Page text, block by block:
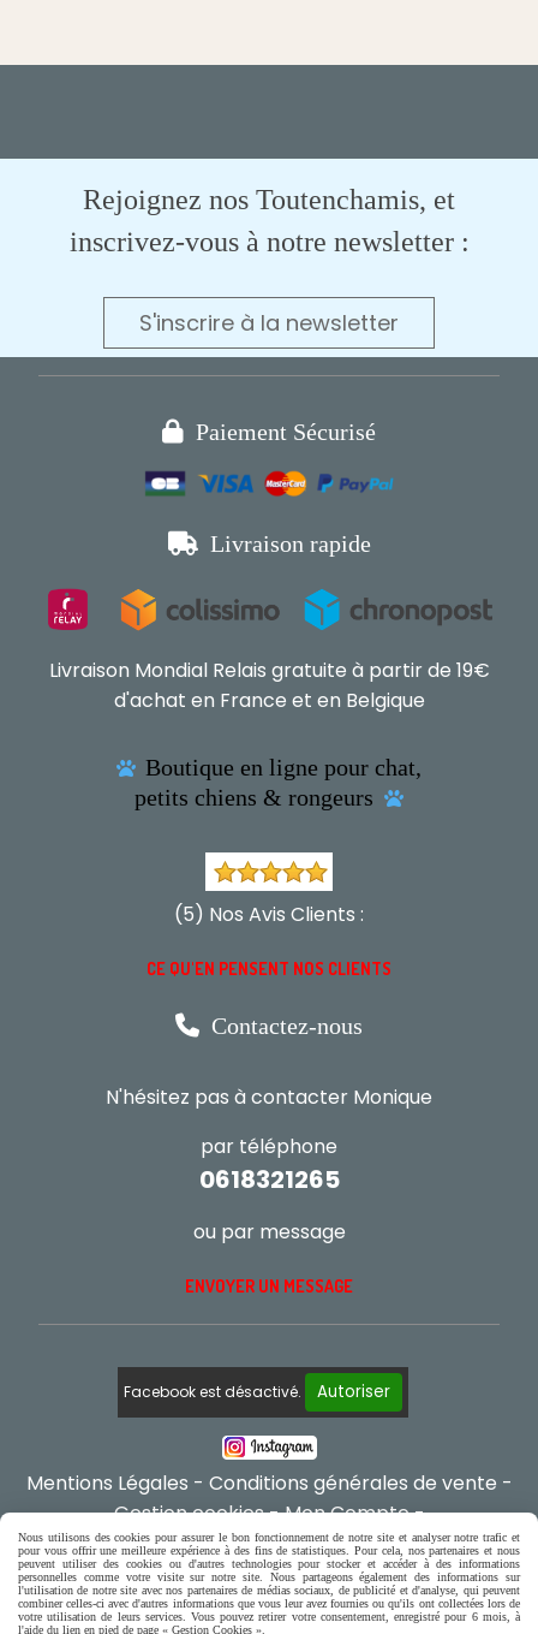
Rejoignez nos Toutenchamis, et
inscrivez-vous à notre newsletter :
S'inscrire à la newsletter
 Paiement Sécurisé
 Livraison rapide
Livraison Mondial Relais gratuite à partir de 19€
d'achat en France et en Belgique
 Boutique en ligne pour chat,
petits chiens & rongeurs

(5) Nos Avis Clients :
CE QU'EN PENSENT NOS CLIENTS
 Contactez-nous
N'hésitez pas à contacter Monique
par téléphone
0618321265
ou par message
ENVOYER UN MESSAGE
Facebook est désactivé. Autoriser
Mentions Légales
Conditions générales de vente
Gestion cookies
Mon Compte
Créer un site internet
Nous utilisons des cookies pour assurer le bon fonctionnement de notre site et analyser notre trafic et
pour vous offrir une meilleure expérience à des fins de statistiques. Pour cela, nos partenaires et nous
peuvent utiliser des cookies ou d'autres technologies pour stocker et accéder à des informations
personnelles comme votre visite sur notre site. Nous partageons également des informations sur
l'utilisation de notre site avec nos partenaires de médias sociaux, de publicité et d'analyse, qui peuvent
combiner celles-ci avec d'autres informations que vous leur avez fournies ou qu'ils ont collectées lors de
votre utilisation de leurs services. Vous pouvez retirer votre consentement, enregistré pour 6 mois, à
l'aide du lien en pied de page « Gestion Cookies ».